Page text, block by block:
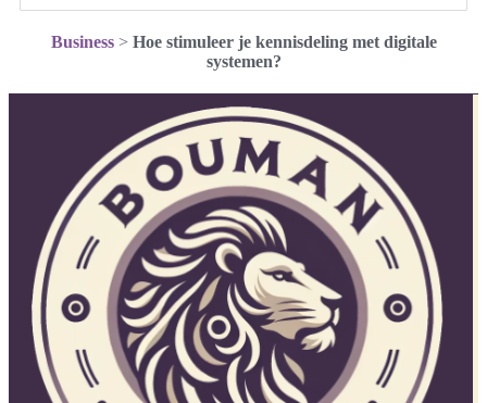
Business> Hoe stimuleer je kennisdeling met digitale
systemen?